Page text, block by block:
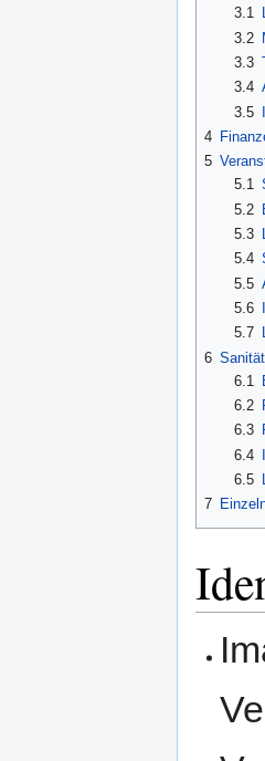
3.1
3.2
3.3
3.4
3.5
4
5
5.1
5.2
5.3
5.4
5.5
5.6
5.7
6
6.1
6.2
6.3
6.4
6.5
7